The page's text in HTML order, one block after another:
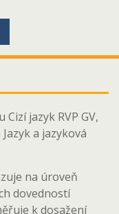
jazyk RVP GV,
a jazyková
na úroveň
dovedností
k dosažení